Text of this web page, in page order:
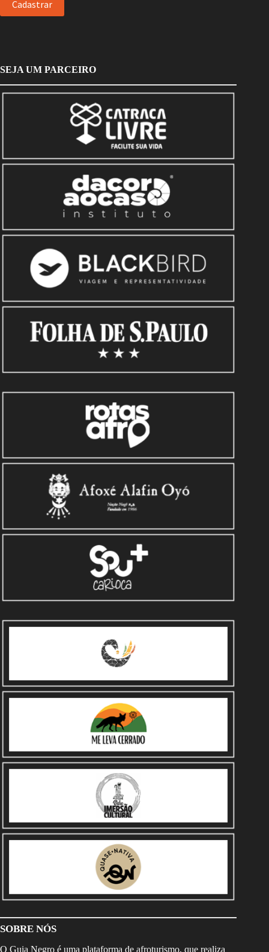
SEJA UM PARCEIRO
SOBRE NÓS
O Guia Negro é uma plataforma de afroturismo, que realiza